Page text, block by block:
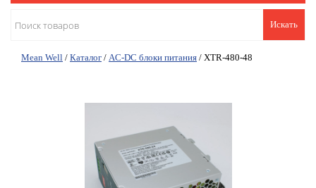
Искать
Mean Well / Каталог / AC-DC блоки питания / XTR-480-48